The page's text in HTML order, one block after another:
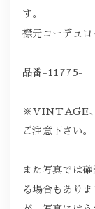
す。
襟元コーデュロ
品番-11775-
※VINTAGE、
ご注意下さい。
また写真では
る場合もあり